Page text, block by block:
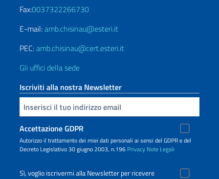
Fax:0037322266730
E-mail:amb.chisinau@esteri.it
PEC:amb.chisinau@cert.esteri.it
Gli uffici della sede
Iscriviti alla nostra Newsletter
Inserisci la tua email
Accettazione GDPR
Autorizzo il trattamento dei miei dati personali ai sensi del GDPR e del
Decreto Legislativo 30 giugno 2003, n.196 Privacy Note Legali
Sì, voglio iscrivermi alla Newsletter per ricevere